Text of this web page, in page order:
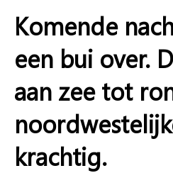
Komende
een bui over.
aan zee tot
krachtig.